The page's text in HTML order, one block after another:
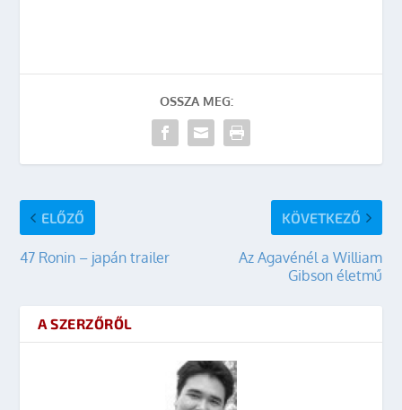
OSSZA MEG:
ELŐZŐ
47 Ronin – japán trailer
KÖVETKEZŐ
Az Agavénél a William
Gibson életmű
A SZERZŐRŐL